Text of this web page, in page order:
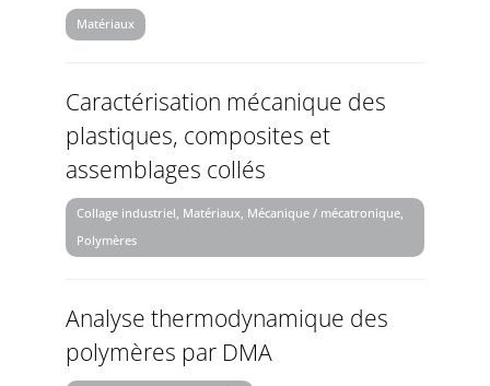
Matériaux
Caractérisation mécanique des
plastiques, composites et
assemblages collés
Collage industriel, Matériaux, Mécanique / mécatronique,
Polymères
Analyse thermodynamique des
polymères par DMA